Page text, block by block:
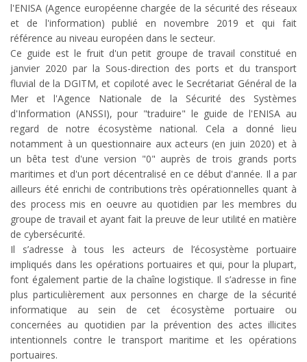
l'ENISA (Agence européenne chargée de la sécurité des réseaux
et de l'information) publié en novembre 2019 et qui fait
référence au niveau européen dans le secteur.
Ce guide est le fruit d'un petit groupe de travail constitué en
janvier 2020 par la Sous-direction des ports et du transport
fluvial de la DGITM, et copiloté avec le Secrétariat Général de la
Mer et l'Agence Nationale de la Sécurité des Systèmes
d'Information (ANSSI), pour "traduire" le guide de l'ENISA au
regard de notre écosystème national. Cela a donné lieu
notamment à un questionnaire aux acteurs (en juin 2020) et à
un bêta test d'une version "0" auprès de trois grands ports
maritimes et d'un port décentralisé en ce début d'année. Il a par
ailleurs été enrichi de contributions très opérationnelles quant à
des process mis en oeuvre au quotidien par les membres du
groupe de travail et ayant fait la preuve de leur utilité en matière
de cybersécurité.
Il s’adresse à tous les acteurs de l’écosystème portuaire
impliqués dans les opérations portuaires et qui, pour la plupart,
font également partie de la chaîne logistique. Il s’adresse in fine
plus particulièrement aux personnes en charge de la sécurité
informatique au sein de cet écosystème portuaire ou
concernées au quotidien par la prévention des actes illicites
intentionnels contre le transport maritime et les opérations
portuaires.